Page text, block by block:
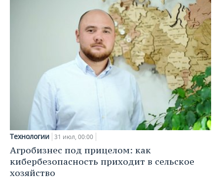
Технологии 31 июл, 00:00
Агробизнес под прицелом: как
кибербезопасность приходит в сельское
хозяйство